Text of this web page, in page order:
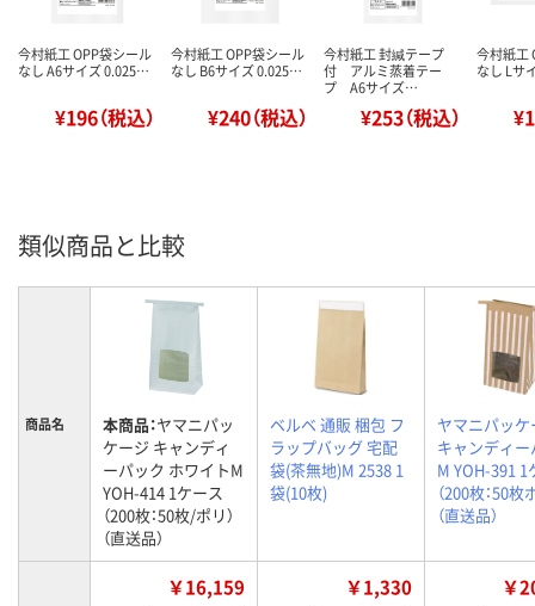
今村紙工 OPP袋シール
なし A6サイズ 0.025…
¥196（税込）
今村紙工 OPP袋シール
なし B6サイズ 0.025…
¥240（税込）
今村紙工 封緘テープ
付 アルミ蒸着テー
プ A6サイズ…
¥253（税込）
今村紙工
なし Lサ
類似商品と比較
商品名 本商品：ヤマニパッ
ケージ キャンディ
ーパック ホワイトM
YOH-414 1ケース
（200枚：50枚/ポリ）
（直送品）
ベルベ 通販 梱包 フ
ラップバッグ 宅配
袋(茶無地)M 2538 1
袋(10枚)
ヤマニパッケ
キャンディ
M YOH-391 1
（200枚：50枚
（直送品）
￥16,159 ￥1,330 ￥